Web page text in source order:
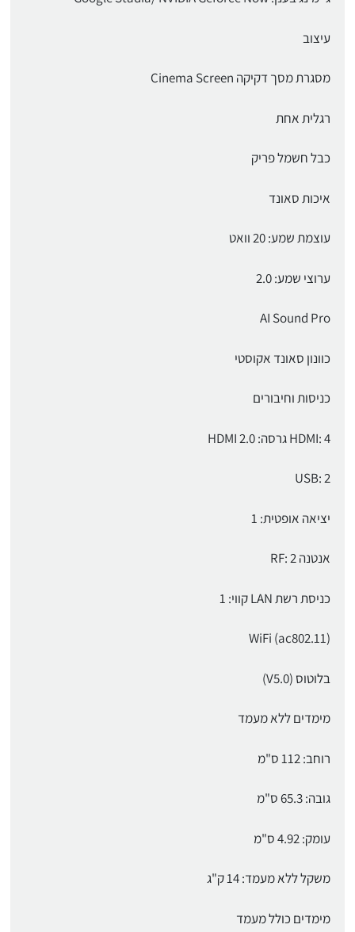
עיצוב
מסגרת מסך דקיקה Cinema Screen
רגלית אחת
כבל חשמל פריק
איכות סאונד
עוצמת שמע: 20 וואט
ערוצי שמע: 2.0
AI Sound Pro
כוונון סאונד אקוסטי
כניסות וחיבורים
HDMI: 4 גרסה: HDMI 2.0
USB: 2
יציאה אופטית: 1
אנטנה RF: 2
כניסת רשת LAN קווי: 1
WiFi (ac802.11)
בלוטוס (V5.0)
מימדים ללא מעמד
רוחב: 112 ס"מ
גובה: 65.3 ס"מ
עומק: 4.92 ס"מ
משקל ללא מעמד: 14 ק"ג
מימדים כולל מעמד